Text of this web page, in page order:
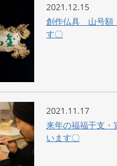
2021.12.15
創作仏具 山号額
す〇
2021.11.17
来年の福福干支・
います〇